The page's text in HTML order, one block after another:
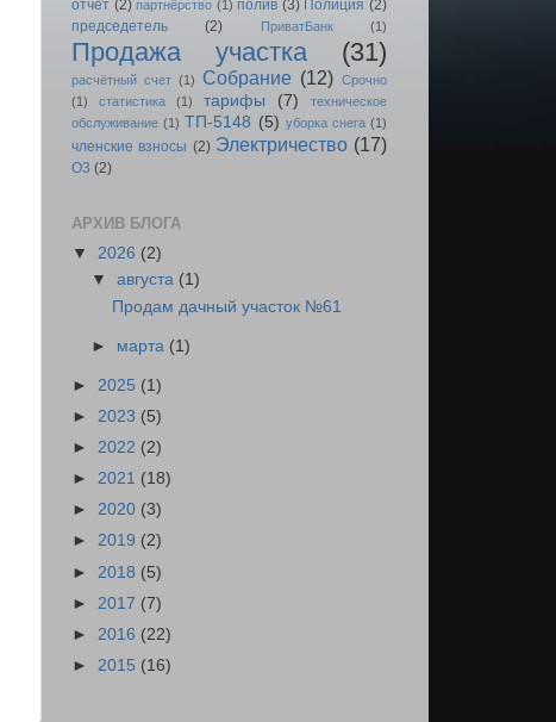
отчёт (2) партнёрство (1) полив (3) Полиция (2)
председетель
(2) ПриватБанк (1)
Продажа участка (31)
расчётный счет (1) Собрание (12) Срочно
(1)
статистика (1) тарифы (7)
техническое
обслуживание (1) ТП-5148 (5) уборка снега (1)
членские взносы (2) Электричество (17)
O3 (2)
АРХИВ БЛОГА
▼ 2026 (2)
▼августа (1)
Продам дачный участок №61
► марта (1)
► 2025 (1)
► 2023 (5)
► 2022 (2)
► 2021 (18)
► 2020 (3)
► 2019 (2)
► 2018 (5)
► 2017 (7)
► 2016 (22)
► 2015 (16)